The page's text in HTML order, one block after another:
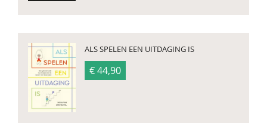
ALS SPELEN EEN UITDAGING IS
€ 44,90